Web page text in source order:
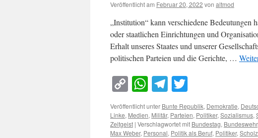
Veröffentlicht am Februar 20, 2022 von altmod
„Institution“ kann verschiedene
oder staatlichen Einrichtungen und
Erhalt unseres Staates und unserer
politischen Parteien und die Gerichte, …
Copy
Link
WhatsApp
Telegram
Veröffentlicht unter Bunte Republik, Demokratie,
Linke, Medien, Militär, Parteien, Politiker,Sozialismus,
Zeitgeist | Verschlagwortet mit Bundestag, Bundeswehr
Max Weber, Personal, Politik als Beruf, Politiker,Scholz